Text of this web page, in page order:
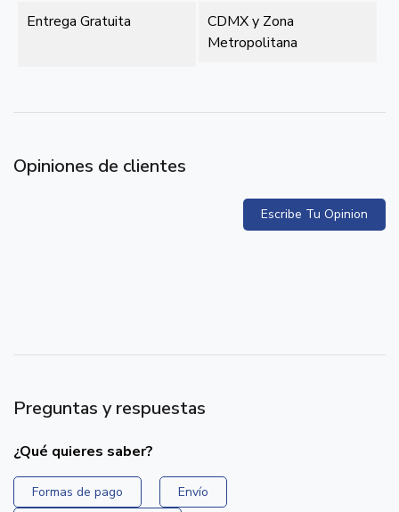
Entrega Gratuita
CDMX y Zona
Metropolitana
Opiniones de clientes
Escribe Tu Opinion
Preguntas y respuestas
¿Qué quieres saber?
Formas de pago
Envío